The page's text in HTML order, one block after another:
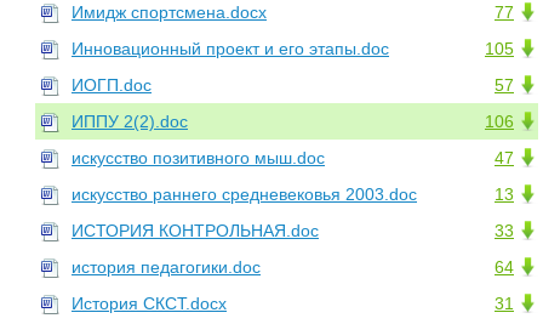
77
Имидж спортсмена.docx
105
Инновационный проект и его этапы.doc
57
ИОГП.doc
106
ИППУ 2(2).doc
47
искусство позитивного мыш.doc
13
искусство раннего средневековья 2003.doc
33
ИСТОРИЯ КОНТРОЛЬНАЯ.doc
64
история педагогики.doc
31
История СКСТ.docx